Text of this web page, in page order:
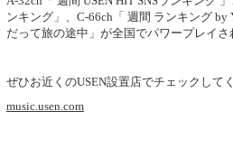
ンキング」、C-66ch「 週間 ランキング by
だって旅の途中」が全国でパワープレイさ
ぜひお近くのUSEN設置店でチェックして
music.usen.com